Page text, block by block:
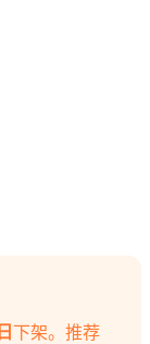
下架。推荐